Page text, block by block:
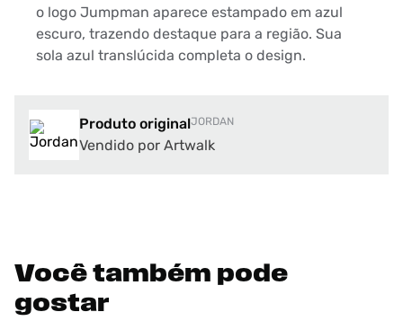
o logo Jumpman aparece estampado em azul
escuro, trazendo destaque para a região. Sua
sola azul translúcida completa o design.
Produto originalJORDAN
Vendido por Artwalk
Você também pode
gostar